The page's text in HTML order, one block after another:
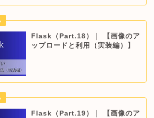
Flask（Part.18）｜ 【画像のア
ップロードと利用（実装編）】
Flask（Part.19）｜ 【画像のア